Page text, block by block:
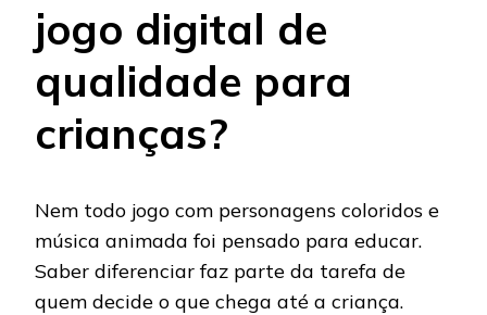
jogo digital de
qualidade para
crianças?
Nem todo jogo com personagens coloridos e
música animada foi pensado para educar.
Saber diferenciar faz parte da tarefa de
quem decide o que chega até a criança.